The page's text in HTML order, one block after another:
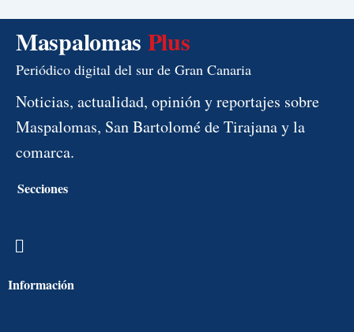
Maspalomas Plus
Periódico digital del sur de Gran Canaria
Noticias, actualidad, opinión y reportajes sobre
Maspalomas, San Bartolomé de Tirajana y la
comarca.
Secciones
Menú
Información